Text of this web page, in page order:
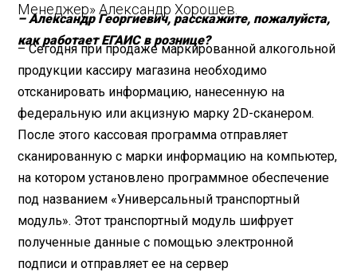
Менеджер» Александр Хорошев.
– Александр Георгиевич, расскажите, пожалуйста,
как работает ЕГАИС в рознице?
– Сегодня при продаже маркированной алкогольной
продукции кассиру магазина необходимо
отсканировать информацию, нанесенную на
федеральную или акцизную марку 2D-сканером.
После этого кассовая программа отправляет
сканированную с марки информацию на компьютер,
на котором установлено программное обеспечение
под названием «Универсальный транспортный
модуль». Этот транспортный модуль шифрует
полученные данные с помощью электронной
подписи и отправляет ее на сервер